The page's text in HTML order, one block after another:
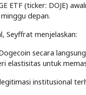
ETF (ticker: DOJE)
depan.
Seyffrat menjelaskan:
secara
elastisitas untuk
institusional